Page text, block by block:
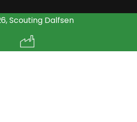
Scouting Dalfsen